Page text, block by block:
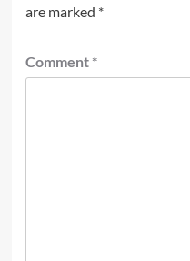
are marked *
Comment *